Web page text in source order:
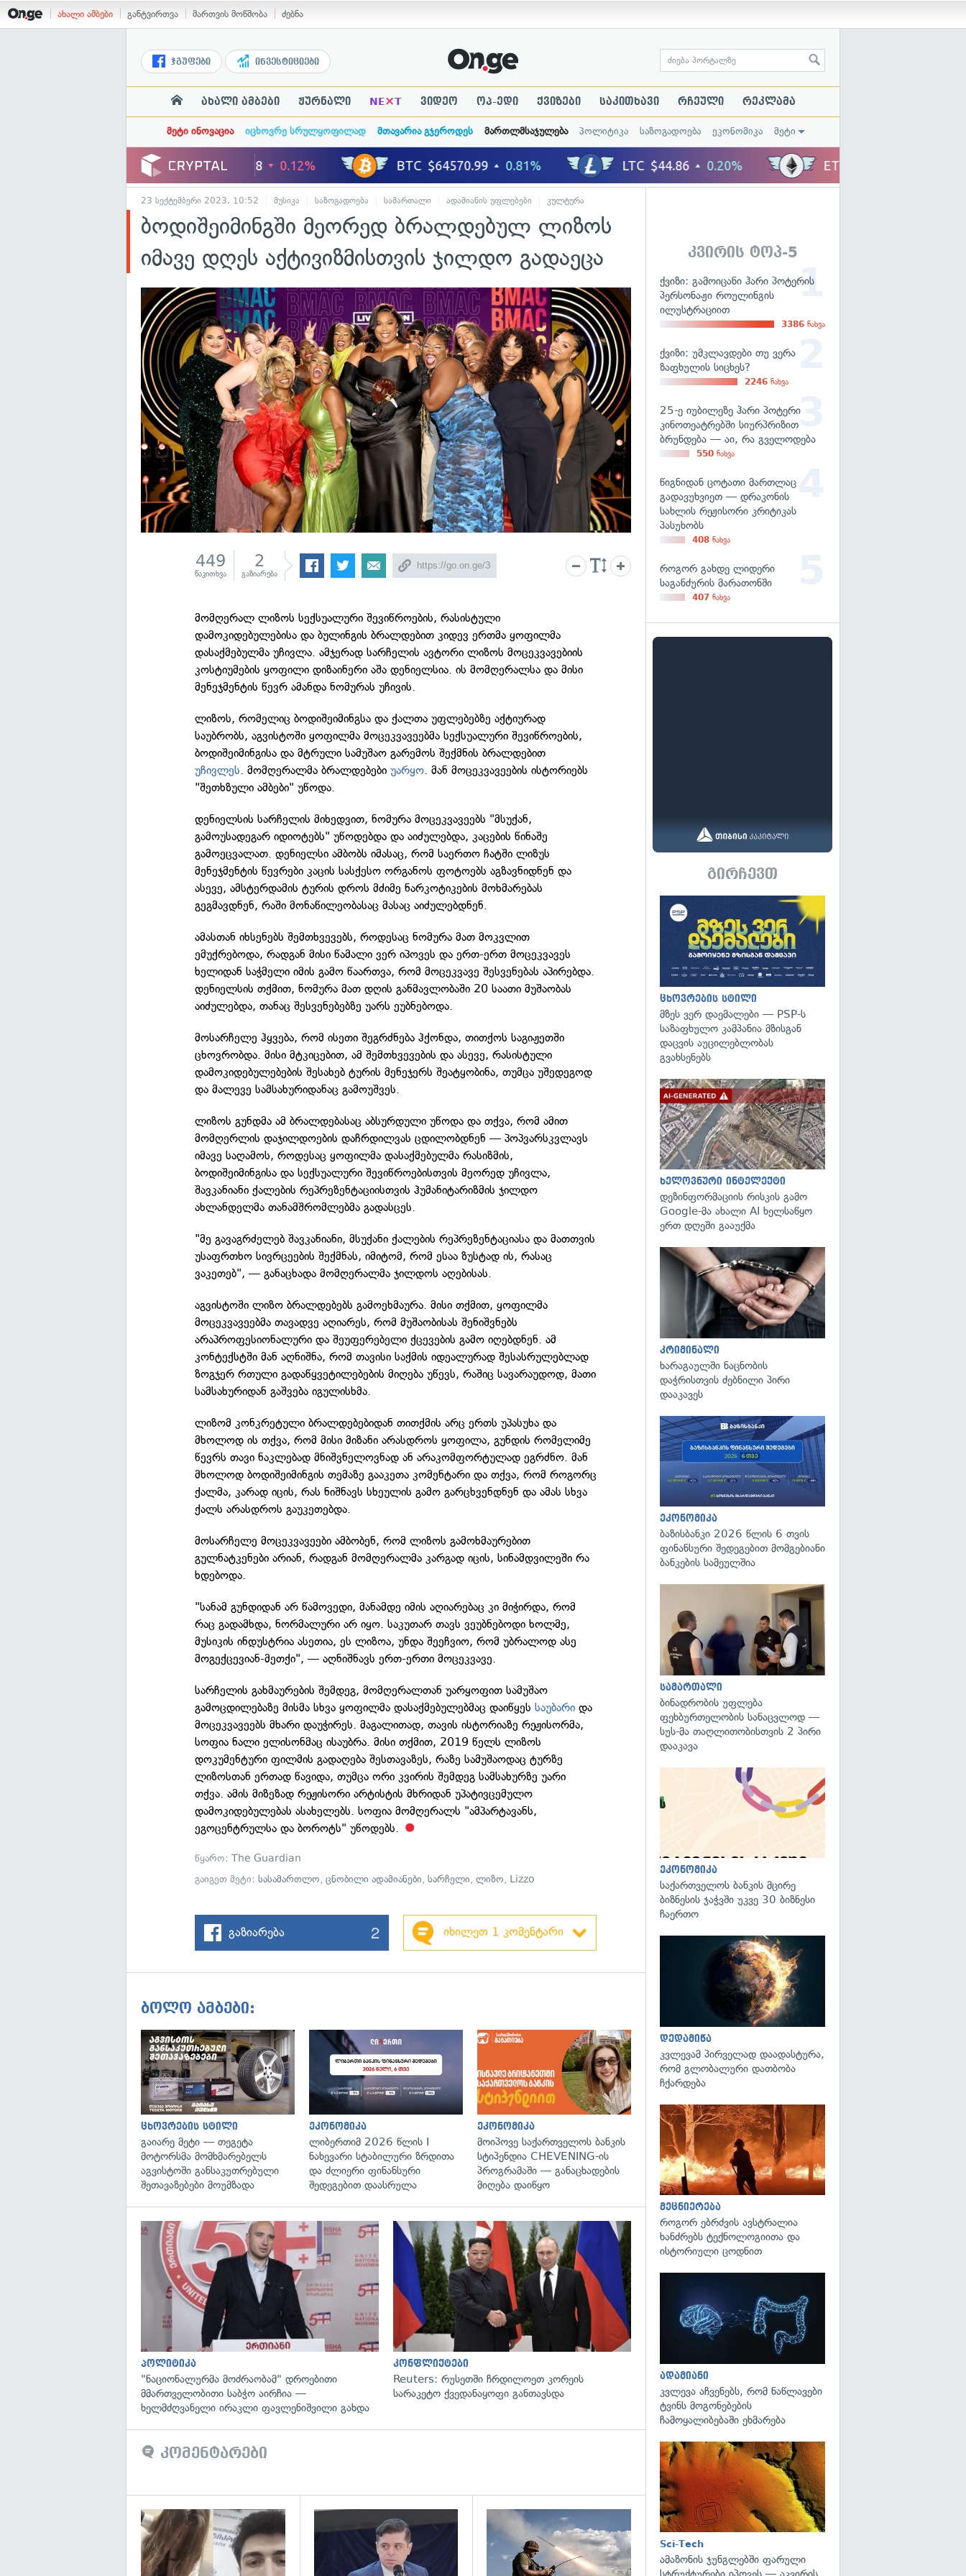
ახალი ამბები განტვირთვა მართვის მოწმობა ძებნა
ჯგუფები ინვესტიციები
ახალი ამბები ჟურნალი NE×T ვიდეო ოპ-ედი ქვიზები საკითხავი რჩეული რეკლამა
მეტი ინოვაცია იცხოვრე სრულყოფილად მთავარია გჯეროდეს მართლმსაჯულება პოლიტიკა საზოგადოება ეკონომიკა მეტი
23 სექტემბერი 2023, 10:52 მუსიკა საზოგადოება სამართალი ადამიანის უფლებები კულტურა
ბოდიშეიმინგში მეორედ ბრალდებულ ლიზოს
იმავე დღეს აქტივიზმისთვის ჯილდო გადაეცა
449
წაკითხვა
2
გაზიარება
მომღერალ ლიზოს სექსუალური შევიწროების, რასისტული
დამოკიდებულებისა და ბულინგის ბრალდებით კიდევ ერთმა ყოფილმა
დასაქმებულმა უჩივლა. ამჯერად სარჩელის ავტორი ლიზოს მოცეკვავებიის
კოსტიუმების ყოფილი დიზაინერი აშა დენიელსია. ის მომღერალსა და მისი
მენეჯმენტის წევრ ამანდა ნომურას უჩივის.
ლიზოს, რომელიც ბოდიშეიმინგსა და ქალთა უფლებებზე აქტიურად
საუბრობს, აგვისტოში ყოფილმა მოცეკვავეებმა სექსუალური შევიწროების,
ბოდიშეიმინგისა და მტრული სამუშაო გარემოს შექმნის ბრალდებით
უჩივლეს. მომღერალმა ბრალდებებიუარყო. მან მოცეკვავეების ისტორიებს
"შეთხზული ამბები" უწოდა.
დენიელსის სარჩელის მიხედვით, ნომურა მოცეკვავეებს "მსუქან,
გამოუსადეგარ იდიოტებს" უწოდებდა და აიძულებდა, კაცების წინაშე
გამოეცვალათ. დენიელსი ამბობს იმასაც, რომ საერთო ჩატში ლიზუს
მენეჯმენტის წევრები კაცის სასქესო ორგანოს ფოტოებს აგზავნიდნენ და
ასევე, ამსტერდამის ტურის დროს მძიმე ნარკოტიკების მოხმარებას
გეგმავდნენ, რაში მონაწილეობასაც მასაც აიძულებდნენ.
ამასთან იხსენებს შემთხვევებს, როდესაც ნომურა მათ მოკვლით
ემუქრებოდა, რადგან მისი წამალი ვერ იპოვეს და ერთ-ერთ მოცეკვავეს
ხელიდან საჭმელი იმის გამო წაართვა, რომ მოცეკვავე შესვენებას აპირებდა.
დენიელსის თქმით, ნომურა მათ დღის განმავლობაში 20 საათი მუშაობას
აიძულებდა, თანაც შესვენებებზე უარს ეუბნებოდა.
მოსარჩელე ჰყვება, რომ ისეთი შეგრძნება ჰქონდა, თითქოს საგიჟეთში
ცხოვრობდა. მისი მტკიცებით, ამ შემთხვევების და ასევე, რასისტული
დამოკიდებულებების შესახებ ტურის მენეჯერს შეატყობინა, თუმცა უშედეგოდ
და მალევე სამსახურიდანაც გამოუშვეს.
ლიზოს გუნდმა ამ ბრალდებასაც აბსურდული უწოდა და თქვა, რომ ამით
მომღერლის დაჯილდოების დაჩრდილვას ცდილობდნენ — პოპვარსკვლავს
იმავე საღამოს, როდესაც ყოფილმა დასაქმებულმა რასიზმის,
ბოდიშეიმინგისა და სექსუალური შევიწროებისთვის მეორედ უჩივლა,
შავკანიანი ქალების რეპრეზენტაციისთვის ჰუმანიტარიზმის ჯილდო
ახლანდელმა თანამშრომლებმა გადასცეს.
"მე გავაგრძელებ შავკანიანი, მსუქანი ქალების რეპრეზენტაციასა და მათთვის
უსაფრთხო სივრცეების შექმნას, იმიტომ, რომ ესაა ზუსტად ის, რასაც
ვაკეთებ", — განაცხადა მომღერალმა ჯილდოს აღებისას.
აგვისტოში ლიზო ბრალდებებს გამოეხმაურა. მისი თქმით, ყოფილმა
მოცეკვავეებმა თავადვე აღიარეს, რომ მუშაობისას შენიშვნებს
არაპროფესიონალური და შეუფერებელი ქცევების გამო იღებდნენ. ამ
კონტექსტში მან აღნიშნა, რომ თავისი საქმის იდეალურად შესასრულებლად
ზოგჯერ რთული გადაწყვეტილებების მიღება უწევს, რაშიც სავარაუდოდ, მათი
სამსახურიდან გაშვება იგულისხმა.
ლიზომ კონკრეტული ბრალდებებიდან თითქმის არც ერთს უპასუხა და
მხოლოდ ის თქვა, რომ მისი მიზანი არასდროს ყოფილა, გუნდის რომელიმე
წევრს თავი ნაკლებად მნიშვნელოვნად ან არაკომფორტულად ეგრძნო. მან
მხოლოდ ბოდიშეიმინგის თემაზე გააკეთა კომენტარი და თქვა, რომ როგორც
ქალმა, კარად იცის, რას ნიშნავს სხეულის გამო გარცხვენდნენ და ამას სხვა
ქალს არასდროს გაუკეთებდა.
მოსარჩელე მოცეკვავეები ამბობენ, რომ ლიზოს გამოხმაურებით
გულნატკენები არიან, რადგან მომღერალმა კარგად იცის, სინამდვილეში რა
ხდებოდა.
"სანამ გუნდიდან არ წამოვედი, მანამდე იმის აღიარებაც კი მიჭირდა, რომ
რაც გადამხდა, ნორმალური არ იყო. საკუთარ თავს ვეუბნებოდი ხოლმე,
მუსიკის ინდუსტრია ასეთია, ეს ლიზოა, უნდა შეეჩვიო, რომ უბრალოდ ასე
მოგექცევიან-მეთქი", — აღნიშნავს ერთ-ერთი მოცეკვავე.
სარჩელის გახმაურების შემდეგ, მომღერალთან უარყოფით სამუშაო
გამოცდილებაზე მისმა სხვა ყოფილმა დასაქმებულებმაც დაიწყესსაუბარი და
მოცეკვავეებს მხარი დაუჭირეს. მაგალითად, თავის ისტორიაზე რეჟისორმა,
სოფია ნალი ელისონმაც ისაუბრა. მისი თქმით, 2019 წელს ლიზოს
დოკუმენტური ფილმის გადაღება შესთავაზეს, რაზე სამუშაოდაც ტურზე
ლიზოსთან ერთად წავიდა, თუმცა ორი კვირის შემდეგ სამსახურზე უარი
თქვა. ამის მიზეზად რეჟისორი არტისტის მხრიდან უპატივცემულო
დამოკიდებულებას ასახელებს. სოფია მომღერალს "ამპარტავანს,
ეგოცენტრულსა და ბოროტს" უწოდებს.
წყარო:The Guardian
გაიგეთ მეტი:სასამართლო,ცნობილი ადამიანები,სარჩელი,ლიზო, Lizzo
გაზიარება 2 იხილეთ 1 კომენტარი
ბოლო ამბები:
ცხოვრების სტილი
გაიარე მეტი — თეგეტა
მოტორსმა მომხმარებელს
აგვისტოში განსაკუთრებული
შეთავაზებები მოუმზადა
ეკონომიკა
ლიბერთიმ 2026 წლის I
ნახევარი სტაბილური ზრდითა
და ძლიერი ფინანსური
შედეგებით დაასრულა
ეკონომიკა
მოიპოვე საქართველოს ბანკის
სტიპენდია CHEVENING-ის
პროგრამაში — განაცხადების
მიღება დაიწყო
გადახედვა
პოლიტიკა
"ნაციონალურმა მოძრაობამ" დროებითი
მმართველობითი საბჭო აირჩია —
ხელმძღვანელი ირაკლი ფავლენიშვილი გახდა
გადახედვა
კონფლიქტები
Reuters: რუსეთში ჩრდილოეთ კორეის
სარაკეტო ქვედანაყოფი განთავსდა
კომენტარები
გადახედვა გადახედვა
კვირის ტოპ-5
ქვიზი: გამოიცანი ჰარი პოტერის
პერსონაჟი როულინგის
ილუსტრაციით
3386 ნახვა
ქვიზი: უმკლავდები თუ ვერა
ზაფხულის სიცხეს?
2246 ნახვა
25-ე იუბილეზე ჰარი პოტერი
კინოთეატრებში სიურპრიზით
ბრუნდება — აი, რა გველოდება
550 ნახვა
წიგნიდან ცოტათი მართლაც
გადავუხვიეთ — დრაკონის
სახლის რეჟისორი კრიტიკას
პასუხობს
408 ნახვა
როგორ გახდე ლიდერი
საგანძურის მარათონში
407 ნახვა
გირჩევთ
ცხოვრების სტილი
მზეს ვერ დაემალები — PSP-ს
საზაფხულო კამპანია მზისგან
დაცვის აუცილებლობას
გვახსენებს
ხელოვნური ინტელექტი
დეზინფორმაციის რისკის გამო
Google-მა ახალი AI ხელსაწყო
ერთ დღეში გააუქმა
კრიმინალი
ხარაგაულში ნაცნობის
დაჭრისთვის ძებნილი პირი
დააკავეს
ეკონომიკა
ბაზისბანკი 2026 წლის 6 თვის
ფინანსური შედეგებით მომგებიანი
ბანკების სამეულშია
სამართალი
ბინადრობის უფლება
ფეხბურთელობის სანაცვლოდ —
სუს-მა თაღლითობისთვის 2 პირი
დააკავა
ეკონომიკა
საქართველოს ბანკის მცირე
ბიზნესის ჯაჭვში უკვე 30 ბიზნესი
ჩაერთო
დედამიწა
კვლევამ პირველად დაადასტურა,
რომ გლობალური დათბობა
ჩქარდება
მეცნიერება
როგორ ებრძვის ავსტრალია
ხანძრებს ტექნოლოგიითა და
ისტორიული ცოდნით
ადამიანი
კვლევა აჩვენებს, რომ ნაწლავები
ტვინს მოგონებების
ჩამოყალიბებაში ეხმარება
Sci-Tech
ამაზონის ჯუნგლებში ფარული